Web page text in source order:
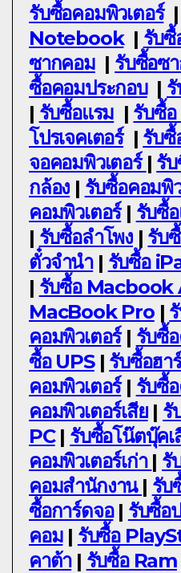
รับซื้อคอมพิวเตอร์|
Notebook| รับ
ซากคอม| รับซื้อซ
ซื้อคอมประกอบ|
| รับซื้อแรม | รับซื้
โปรเจคเตอร์| รับซื้
จอคอมพิวเตอร์ | รั
กล้อง | รับซื้อคอมพิ
คอมพิวเตอร์| รับซื้
| รับซื้อลำโพง | รับ
ตั๋วจำนำ| รับซื้อ
| รับซื้อ Macbook
MacBook Pro|
คอมพิวเตอร์| รับซื้
ซื้อ UPS| รับซื้อฮา
คอมพิวเตอร์| รับซื้
คอมพิวเตอร์เสีย| รั
PC| รับซื้อโน๊ตบุ๊คเ
คอมพิวเตอร์เก่า | รั
คอมสำนักงาน | รับ
ซื้อการ์ดจอ| รับซื้อ
คอม| รับซื้อ
คาต้า| รับซื้อ Ram